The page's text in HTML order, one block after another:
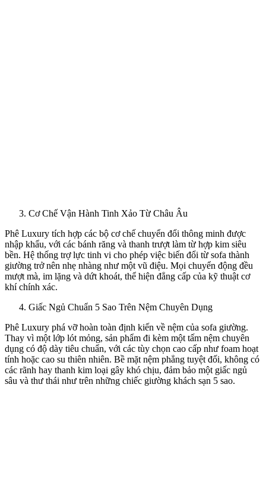
Cơ Chế Vận Hành Tinh Xảo Từ Châu Âu
Phê Luxury tích hợp các bộ cơ chế chuyển đổi thông minh được
nhập khẩu, với các bánh răng và thanh trượt làm từ hợp kim siêu
bền. Hệ thống trợ lực tinh vi cho phép việc biến đổi từ sofa thành
giường trở nên nhẹ nhàng như một vũ điệu. Mọi chuyển động đều
mượt mà, im lặng và dứt khoát, thể hiện đẳng cấp của kỹ thuật cơ
khí chính xác.
Giấc Ngủ Chuẩn 5 Sao Trên Nệm Chuyên Dụng
Phê Luxury phá vỡ hoàn toàn định kiến về nệm của sofa giường.
Thay vì một lớp lót mỏng, sản phẩm đi kèm một tấm nệm chuyên
dụng có độ dày tiêu chuẩn, với các tùy chọn cao cấp như foam hoạt
tính hoặc cao su thiên nhiên. Bề mặt nệm phẳng tuyệt đối, không có
các rãnh hay thanh kim loại gây khó chịu, đảm bảo một giấc ngủ
sâu và thư thái như trên những chiếc giường khách sạn 5 sao.